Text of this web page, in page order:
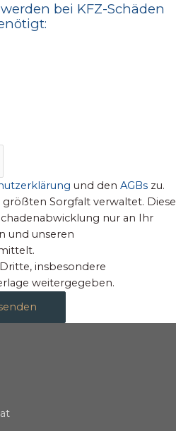
bei KFZ-Schäden
und den AGBs zu.
Sorgfalt verwaltet. Diese
nur an Ihr
und unseren
insbesondere
weitergegeben.